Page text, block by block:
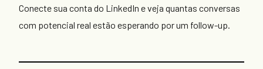
Conecte sua conta do LinkedIn e veja quantas conversas
com potencial real estão esperando por um follow-up.